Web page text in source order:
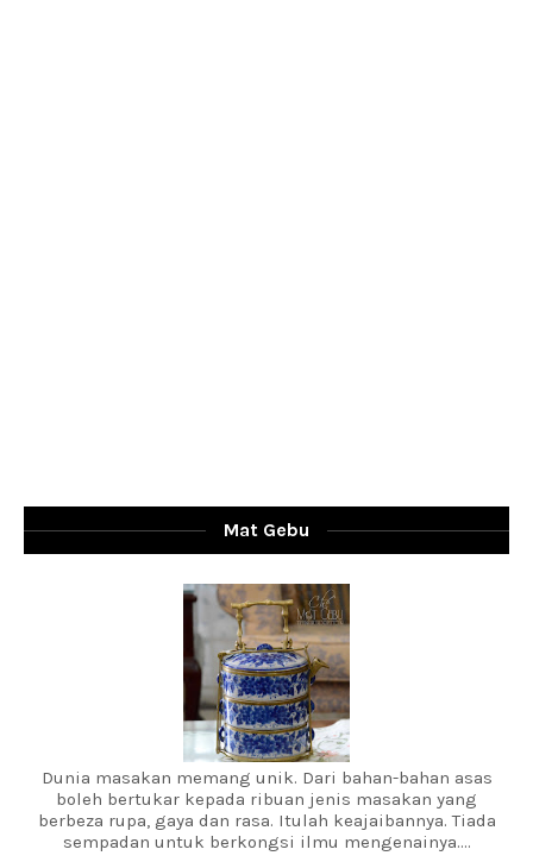
Mat Gebu
Dunia masakan memang unik. Dari bahan-bahan asas
boleh bertukar kepada ribuan jenis masakan yang
berbeza rupa, gaya dan rasa. Itulah keajaibannya. Tiada
sempadan untuk berkongsi ilmu mengenainya....